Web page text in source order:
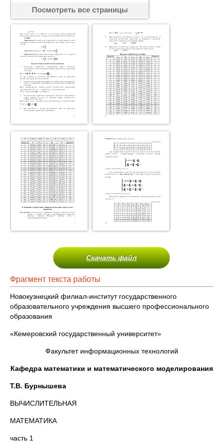
Посмотреть все страницы
Скачать файл
Фрагмент текста работы
Новокузнецкий филиал-институт государственного
образовательного учреждения высшего профессионального
образования
«Кемеровский государственный университет»
Факультет информационных технологий
Кафедра математики и математического моделирования
Т.В. Бурнышева
ВЫЧИСЛИТЕЛЬНАЯ
МАТЕМАТИКА
часть 1